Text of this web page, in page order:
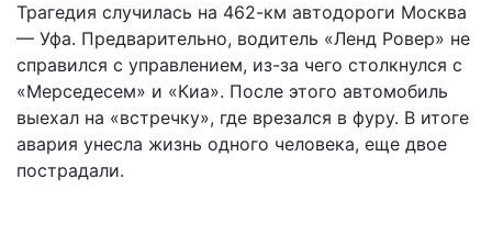
Трагедия случилась на 462-км автодороги Москва
— Уфа. Предварительно, водитель «Ленд Ровер» не
справился с управлением, из-за чего столкнулся с
«Мерседесем» и «Киа». После этого автомобиль
выехал на «встречку», где врезался в фуру. В итоге
авария унесла жизнь одного человека, еще двое
пострадали.